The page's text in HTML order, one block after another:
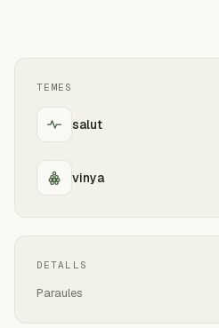
TEMES
salut
vinya
DETALLS
Paraules